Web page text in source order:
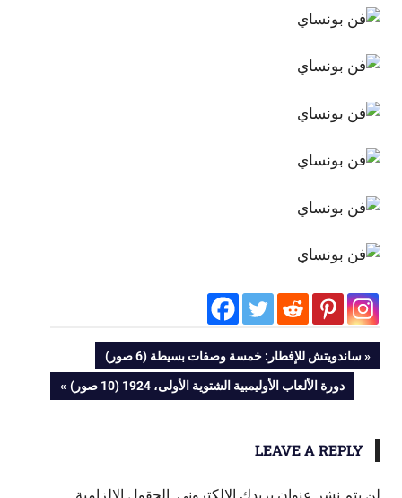
تصفّح
المقالات
PREVIOUS
POST:
ساندويتش للإفطار: خمسة وصفات بسيطة (6 صور)
NEXT
POST:
دورة الألعاب الأوليمبية الشتوية الأولى، 1924 (10 صور)
LEAVE A REPLY
لن يتم نشر عنوان بريدك الإلكتروني. الحقول الإلزامية